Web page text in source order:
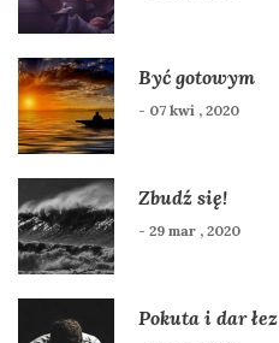
Być gotowym
- 07 kwi , 2020
Zbudź się!
- 29 mar , 2020
Pokuta i dar łez